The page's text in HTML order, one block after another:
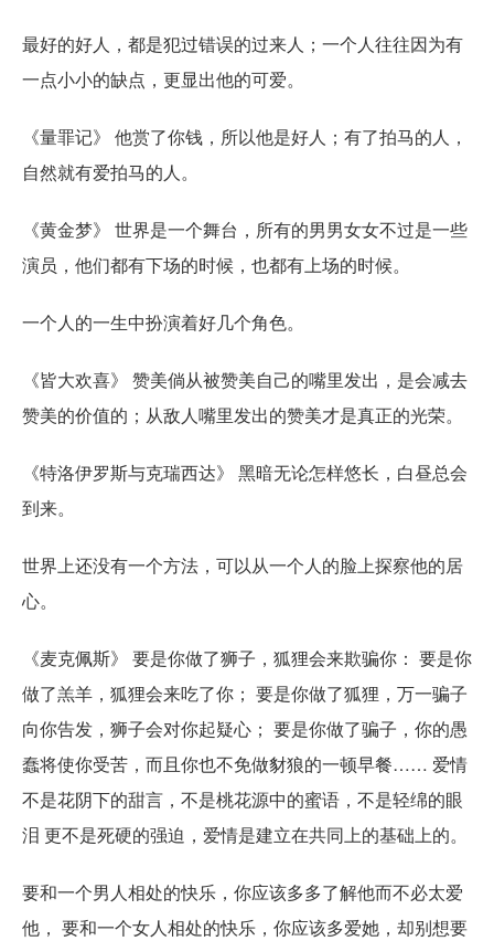
最好的好人，都是犯过错误的过来人；一个人往往因为有
一点小小的缺点，更显出他的可爱。
《量罪记》 他赏了你钱，所以他是好人；有了拍马的人，
自然就有爱拍马的人。
《黄金梦》 世界是一个舞台，所有的男男女女不过是一些
演员，他们都有下场的时候，也都有上场的时候。
一个人的一生中扮演着好几个角色。
《皆大欢喜》 赞美倘从被赞美自己的嘴里发出，是会减去
赞美的价值的；从敌人嘴里发出的赞美才是真正的光荣。
《特洛伊罗斯与克瑞西达》 黑暗无论怎样悠长，白昼总会
到来。
世界上还没有一个方法，可以从一个人的脸上探察他的居
心。
《麦克佩斯》 要是你做了狮子，狐狸会来欺骗你： 要是你
做了羔羊，狐狸会来吃了你； 要是你做了狐狸，万一骗子
向你告发，狮子会对你起疑心； 要是你做了骗子，你的愚
蠢将使你受苦，而且你也不免做豺狼的一顿早餐…… 爱情
不是花阴下的甜言，不是桃花源中的蜜语，不是轻绵的眼
泪 更不是死硬的强迫，爱情是建立在共同上的基础上的。
要和一个男人相处的快乐，你应该多多了解他而不必太爱
他， 要和一个女人相处的快乐，你应该多爱她，却别想要